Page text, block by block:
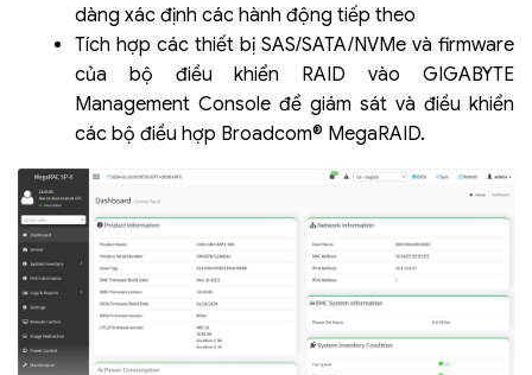
dàng xác định các hành động tiếp theo
Tích hợp các thiết bị SAS/SATA/NVMe và firmware
của bộ điều khiển RAID vào GIGABYTE
Management Console để giám sát và điều khiển
các bộ điều hợp Broadcom® MegaRAID.